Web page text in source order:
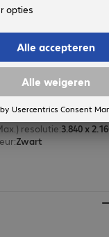
Cable HDMI(A)/
Fabrikant-nr.:
: Europa
:0,5 m
resolutie:3.840 x
:Zwart